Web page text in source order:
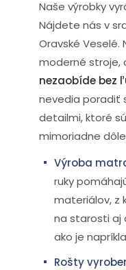
Naše výrobky
Nájdete nás v
Oravské
moderné stroje,
nezaobíde bez
nevedia poradiť
detailmi, ktoré
mimoriadne
Výroba
ruky
materiálov, z
na starosti aj
ako je
Rošty